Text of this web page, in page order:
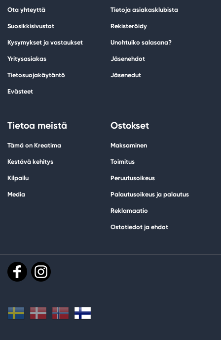
Ota yhteyttä
Suosikkisivustot
Kysymykset ja vastaukset
Yritysasiakas
Tietosuojakäytäntö
Evästeet
Tietoja asiakasklubista
Rekisteröidy
Unohtuiko salasana?
Jäsenehdot
Jäsenedut
Tietoa meistä
Tämä on Kreatima
Kestävä kehitys
Kilpailu
Media
Ostokset
Maksaminen
Toimitus
Peruutusoikeus
Palautusoikeus ja palautus
Reklamaatio
Ostotiedot ja ehdot